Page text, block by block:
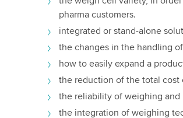
pharma customers.
integrated or stand-alone
the changes in the handling
how to easily expand a
the reduction of the total cost
the reliability of weighing
the integration of weighing